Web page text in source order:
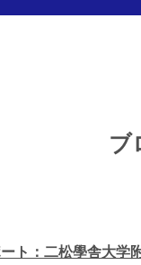
ブ
ト：二松學舎大学